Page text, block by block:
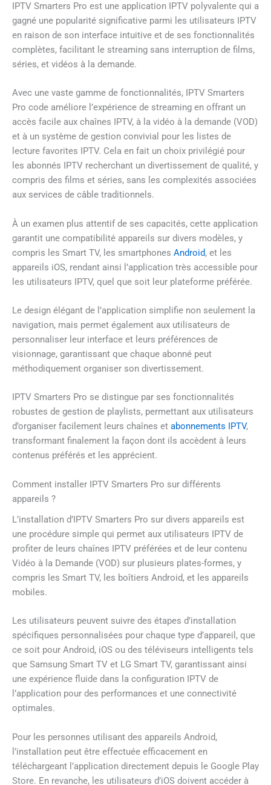
IPTV Smarters Pro est une application IPTV polyvalente qui a
gagné une popularité significative parmi les utilisateurs IPTV
en raison de son interface intuitive et de ses fonctionnalités
complètes, facilitant le streaming sans interruption de films,
séries, et vidéos à la demande.
Avec une vaste gamme de fonctionnalités, IPTV Smarters
Pro code améliore l’expérience de streaming en offrant un
accès facile aux chaînes IPTV, à la vidéo à la demande (VOD)
et à un système de gestion convivial pour les listes de
lecture favorites IPTV. Cela en fait un choix privilégié pour
les abonnés IPTV recherchant un divertissement de qualité, y
compris des films et séries, sans les complexités associées
aux services de câble traditionnels.
À un examen plus attentif de ses capacités, cette application
garantit une compatibilité appareils sur divers modèles, y
compris les Smart TV, les smartphones Android, et les
appareils iOS, rendant ainsi l’application très accessible pour
les utilisateurs IPTV, quel que soit leur plateforme préférée.
Le design élégant de l’application simplifie non seulement la
navigation, mais permet également aux utilisateurs de
personnaliser leur interface et leurs préférences de
visionnage, garantissant que chaque abonné peut
méthodiquement organiser son divertissement.
IPTV Smarters Pro se distingue par ses fonctionnalités
robustes de gestion de playlists, permettant aux utilisateurs
d’organiser facilement leurs chaînes et abonnements IPTV,
transformant finalement la façon dont ils accèdent à leurs
contenus préférés et les apprécient.
Comment installer IPTV Smarters Pro sur différents
appareils ?
L’installation d’IPTV Smarters Pro sur divers appareils est
une procédure simple qui permet aux utilisateurs IPTV de
profiter de leurs chaînes IPTV préférées et de leur contenu
Vidéo à la Demande (VOD) sur plusieurs plates-formes, y
compris les Smart TV, les boîtiers Android, et les appareils
mobiles.
Les utilisateurs peuvent suivre des étapes d’installation
spécifiques personnalisées pour chaque type d’appareil, que
ce soit pour Android, iOS ou des téléviseurs intelligents tels
que Samsung Smart TV et LG Smart TV, garantissant ainsi
une expérience fluide dans la configuration IPTV de
l’application pour des performances et une connectivité
optimales.
Pour les personnes utilisant des appareils Android,
l’installation peut être effectuée efficacement en
téléchargeant l’application directement depuis le Google Play
Store. En revanche, les utilisateurs d’iOS doivent accéder à